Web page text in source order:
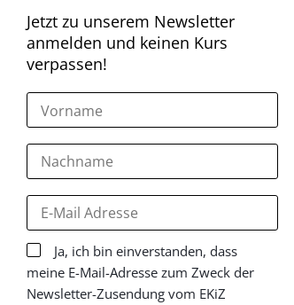
Jetzt zu unserem Newsletter
anmelden und keinen Kurs
verpassen!
Ja, ich bin einverstanden, dass
meine E-Mail-Adresse zum Zweck der
Newsletter-Zusendung vom EKiZ